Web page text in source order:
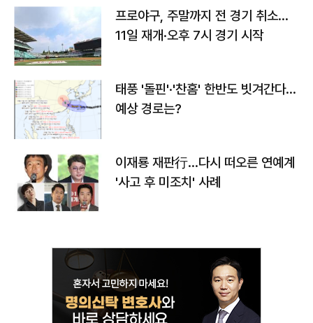
프로야구, 주말까지 전 경기 취소…
11일 재개·오후 7시 경기 시작
태풍 '돌핀'·'찬홈' 한반도 빗겨간다…
예상 경로는?
이재룡 재판行…다시 떠오른 연예계
'사고 후 미조치' 사례